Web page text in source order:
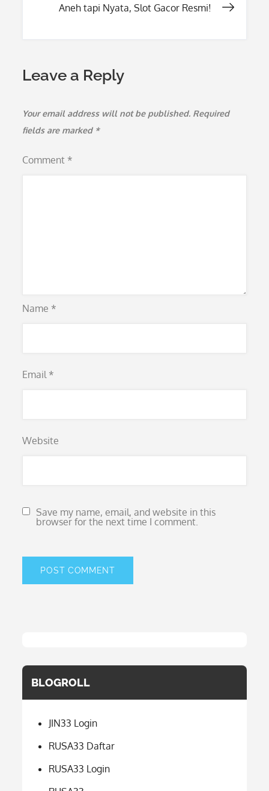
Aneh tapi Nyata, Slot Gacor Resmi!
Leave a Reply
Your email address will not be published. Required
fields are marked *
Comment *
Name *
Email *
Website
Save my name, email, and website in this
browser for the next time I comment.
BLOGROLL
JIN33 Login
RUSA33 Daftar
RUSA33 Login